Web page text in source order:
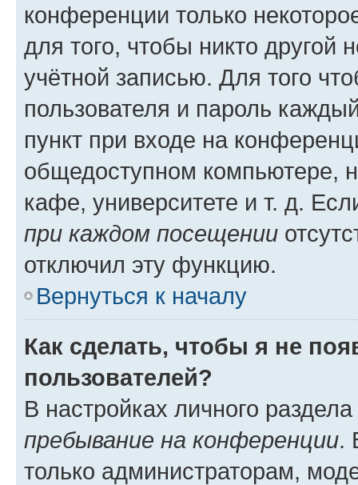
конференции только
для того, чтобы никто другой
учётной записью. Для того
пользователя и пароль
пункт при входе на
общедоступном компьютере,
кафе, университете и т. д.
при каждом посещении
отключил эту функцию.
Вернуться к началу
Как сделать, чтобы я не
пользователей?
В настройках личного
пребывание на конференции.
только администраторам,